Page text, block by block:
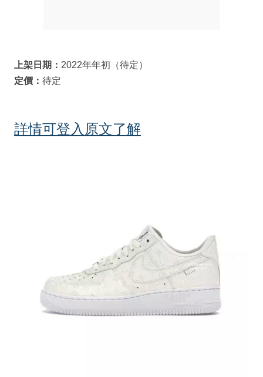
上架日期： 2022年年初（待定）
定價： 待定
詳情可登入原文了解